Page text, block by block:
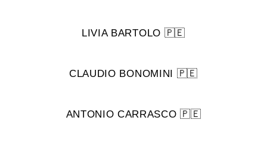
LIVIA BARTOLO 🇵🇪
CLAUDIO BONOMINI 🇵🇪
ANTONIO CARRASCO 🇵🇪